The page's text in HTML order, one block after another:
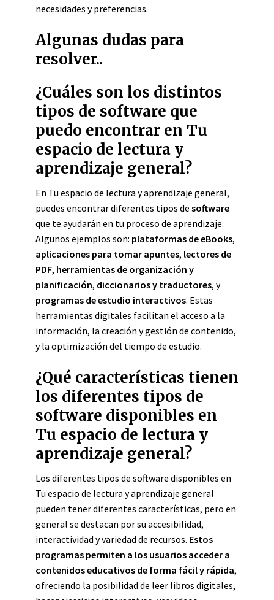
necesidades y preferencias.
Algunas dudas para
resolver..
¿Cuáles son los distintos
tipos de software que
puedo encontrar en Tu
espacio de lectura y
aprendizaje general?
En Tu espacio de lectura y aprendizaje general,
puedes encontrar diferentes tipos de software
que te ayudarán en tu proceso de aprendizaje.
Algunos ejemplos son: plataformas de eBooks,
aplicaciones para tomar apuntes, lectores de
PDF, herramientas de organización y
planificación, diccionarios y traductores, y
programas de estudio interactivos. Estas
herramientas digitales facilitan el acceso a la
información, la creación y gestión de contenido,
y la optimización del tiempo de estudio.
¿Qué características tienen
los diferentes tipos de
software disponibles en
Tu espacio de lectura y
aprendizaje general?
Los diferentes tipos de software disponibles en
Tu espacio de lectura y aprendizaje general
pueden tener diferentes características, pero en
general se destacan por su accesibilidad,
interactividad y variedad de recursos. Estos
programas permiten a los usuarios acceder a
contenidos educativos de forma fácil y rápida,
ofreciendo la posibilidad de leer libros digitales,